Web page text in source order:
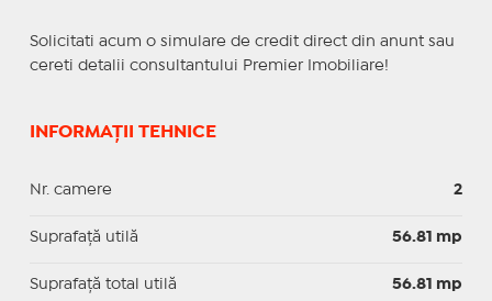
Solicitati acum o simulare de credit direct din anunt sau
cereti detalii consultantului Premier Imobiliare!
INFORMAȚII TEHNICE
Nr. camere 2
Suprafaţă utilă 56.81 mp
Suprafaţă total utilă 56.81 mp